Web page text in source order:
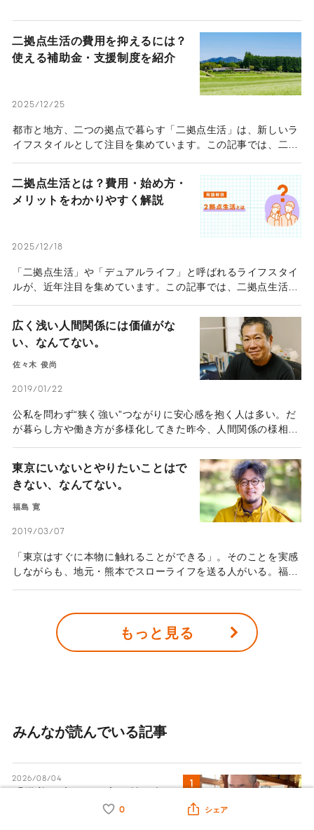
みんなが読んでいる記事
2026/08/04
くためのもの」那須の長楽寺
0 シェア
二拠点生活の費用を抑えるには？
使える補助金・支援制度を紹介
2025/12/25
都市と地方、二つの拠点で暮らす「二拠点生活」は、新しいラ
イフスタイルとして注目を集めています。この記事では、二拠
二拠点生活とは？費用・始め方・
メリットをわかりやすく解説
2025/12/18
「二拠点生活」や「デュアルライフ」と呼ばれるライフスタイ
ルが、近年注目を集めています。この記事では、二拠点生活の
的なステップ、メリットとデメリットまで、幅広く解説してい
きます。
広く浅い人間関係には価値がな
い、なんてない。
佐々木 俊尚
2019/01/22
公私を問わず“狭く強い”つながりに安心感を抱く人は多い。だ
が暮らし方や働き方が多様化してきた昨今、人間関係の様相や
佐々木俊尚さんが推奨するのは、従来の価値観とは真逆の“広
く弱い”つながり。世代や地域、価値観などにとらわれない、
軽やかな人付き合いのあり方とは？
東京にいないとやりたいことはで
きない、なんてない。
福島 寛
2019/03/07
「東京はすぐに本物に触れることができる」。そのことを実感
しながらも、地元・熊本でスローライフを送る人がいる。福島
もっと見る